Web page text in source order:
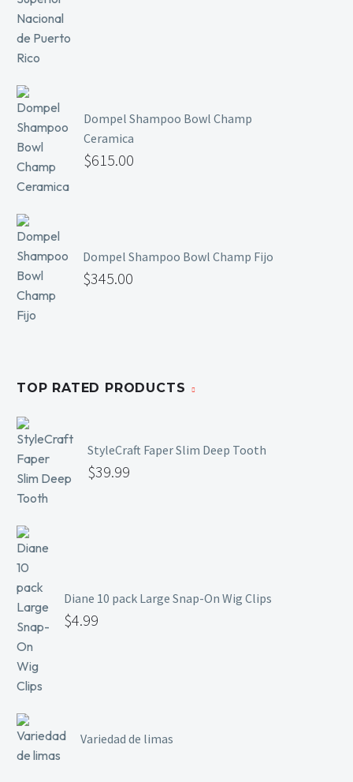
Lámparas de Secado
Nail Tips, Gel Tips y Pegas
Primer y Antifungal
Herramientas y Accesorios
Máquinas de Pedicura
Cremas y Scrubs
Otros
Equipos y Más
Lo Nuevo
Dompel Shampoo Bowl Champ
Ceramica
$615.00
Dompel Shampoo Bowl Champ Fijo
$345.00
TOP RATED PRODUCTS
StyleCraft Faper Slim Deep Tooth
$39.99
Diane 10 pack Large Snap-On Wig Clips
$4.99
Variedad de limas